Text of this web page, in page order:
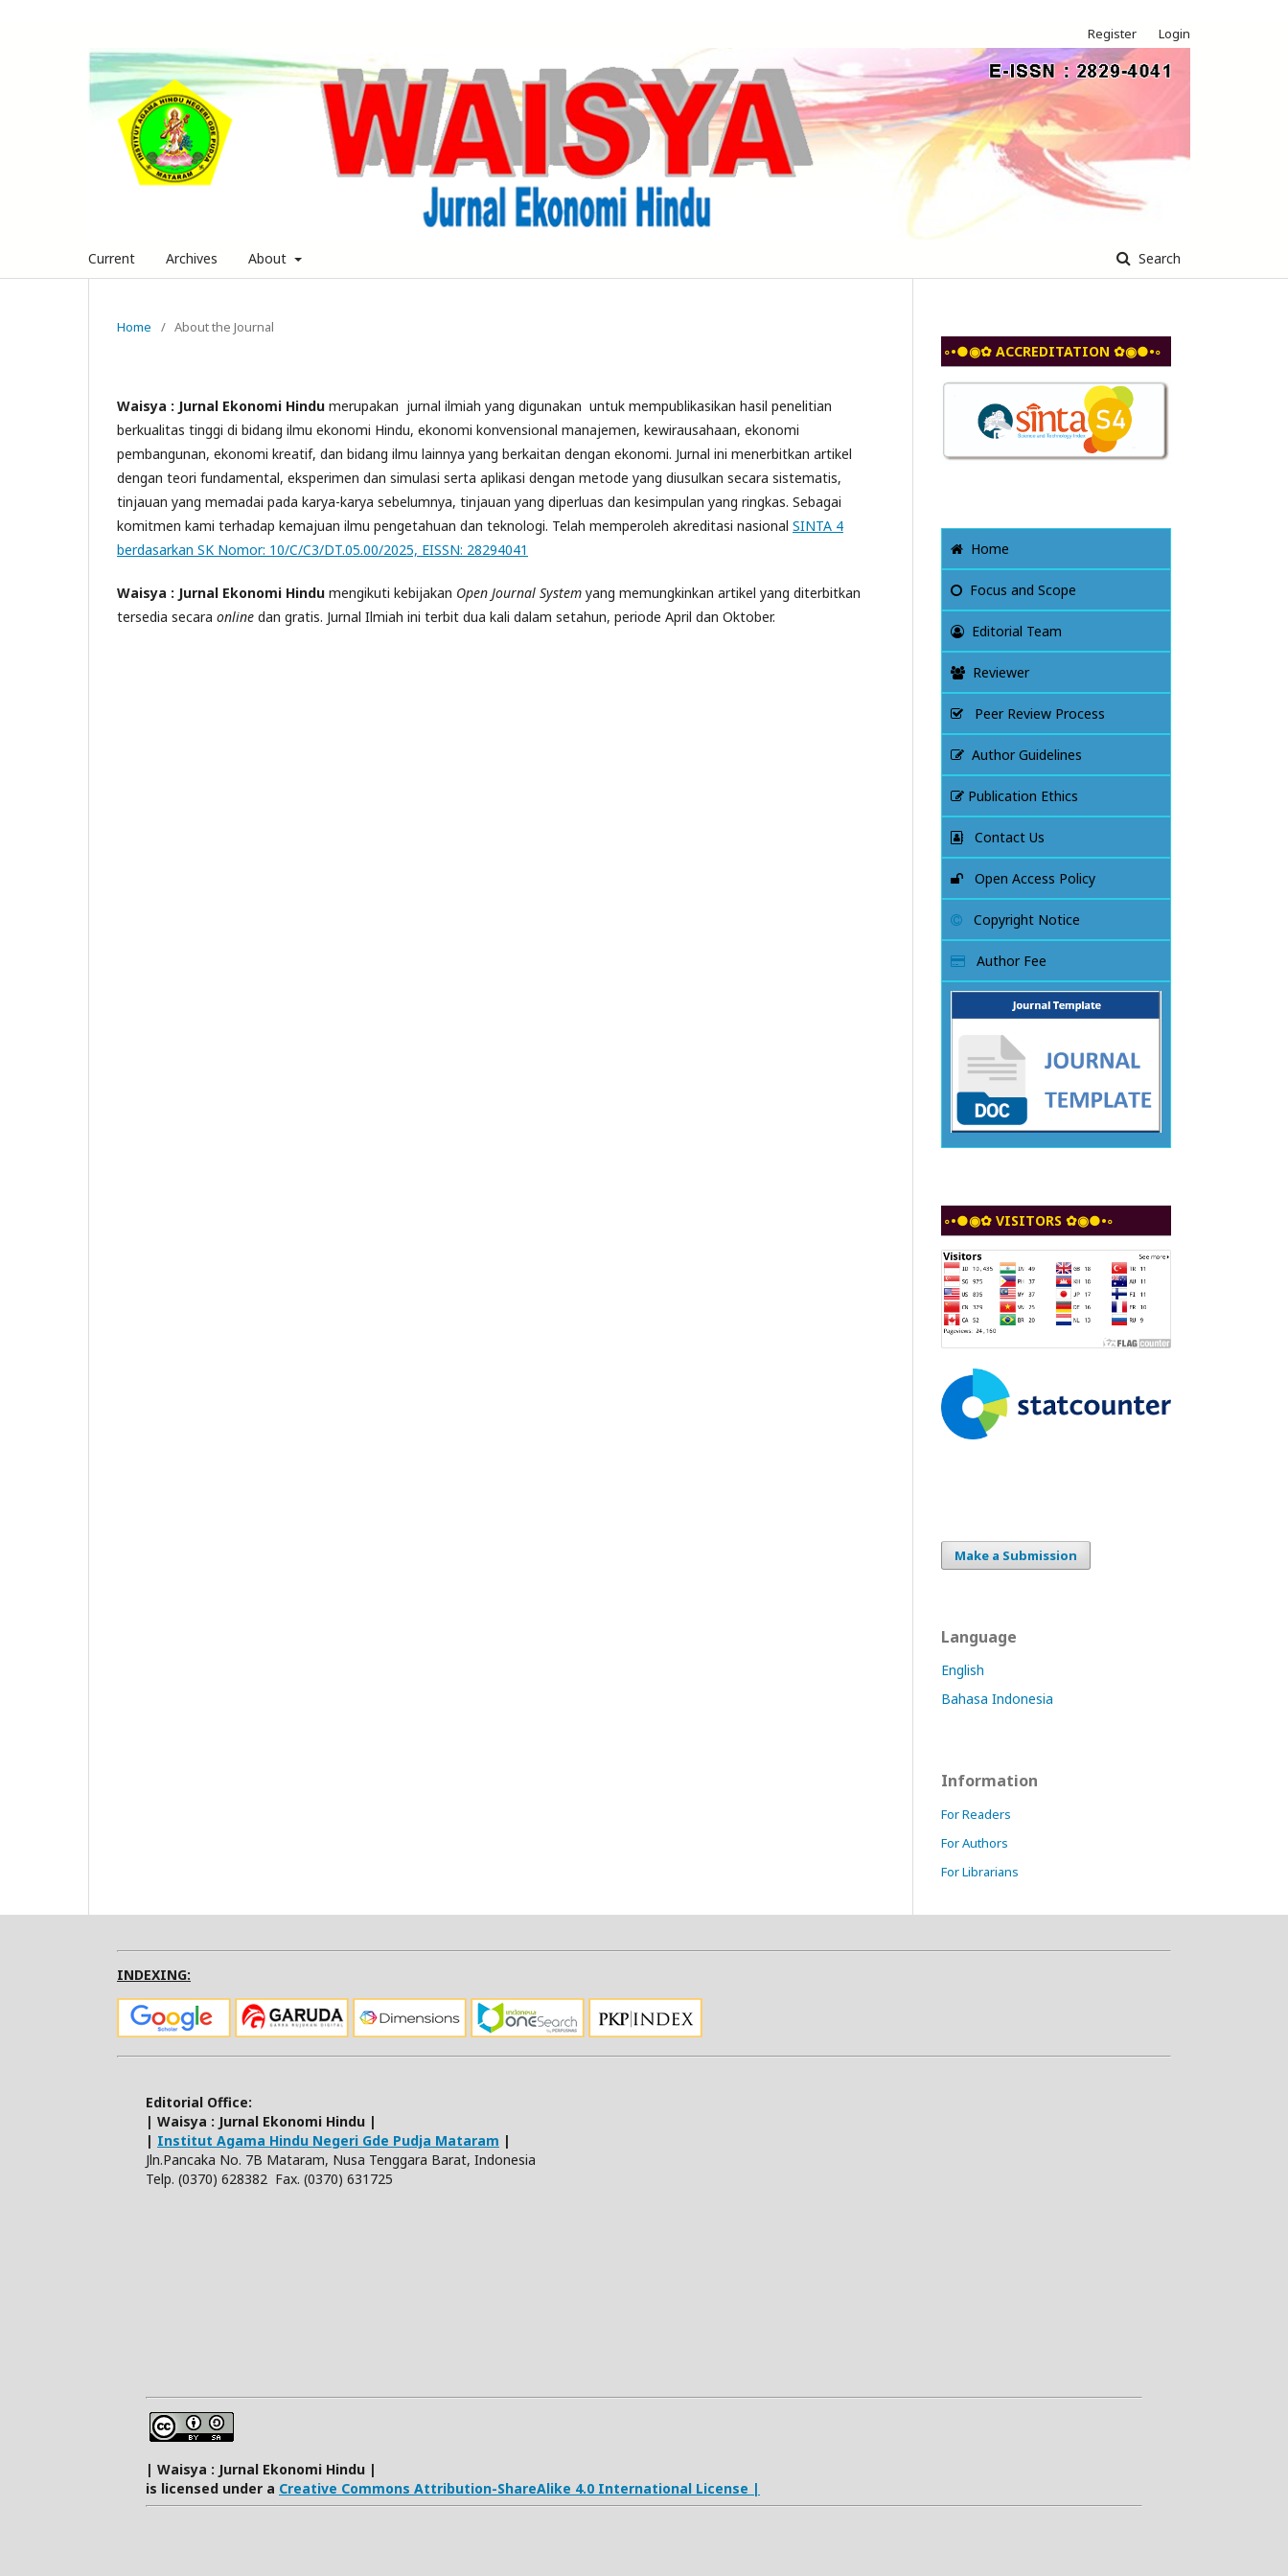
Current Archives About Search
Register Login
Home / About the Journal
Waisya : Jurnal Ekonomi Hindu merupakan jurnal ilmiah yang digunakan untuk mempublikasikan hasil penelitian
berkualitas tinggi di bidang ilmu ekonomi Hindu, ekonomi konvensional manajemen, kewirausahaan, ekonomi
pembangunan, ekonomi kreatif, dan bidang ilmu lainnya yang berkaitan dengan ekonomi. Jurnal ini menerbitkan artikel
dengan teori fundamental, eksperimen dan simulasi serta aplikasi dengan metode yang diusulkan secara sistematis,
tinjauan yang memadai pada karya-karya sebelumnya, tinjauan yang diperluas dan kesimpulan yang ringkas. Sebagai
komitmen kami terhadap kemajuan ilmu pengetahuan dan teknologi. Telah memperoleh akreditasi nasional SINTA 4
berdasarkan SK Nomor: 10/C/C3/DT.05.00/2025, EISSN: 28294041
Waisya : Jurnal Ekonomi Hindu mengikuti kebijakan Open Journal System yang memungkinkan artikel yang diterbitkan
tersedia secara online dan gratis. Jurnal Ilmiah ini terbit dua kali dalam setahun, periode April dan Oktober.
◦•●◉✿ ACCREDITATION ✿◉●•◦
Home
Focus and Scope
Editorial Team
Reviewer
Peer Review Process
Author Guidelines
Publication Ethics
Contact Us
Open Access Policy
Copyright Notice
Author Fee
◦•●◉✿ VISITORS ✿◉●•◦
Make a Submission
Language
English
Bahasa Indonesia
Information
For Readers
For Authors
For Librarians
INDEXING:
Editorial Office:
| Waisya : Jurnal Ekonomi Hindu |
| Institut Agama Hindu Negeri Gde Pudja Mataram |
Jln.Pancaka No. 7B Mataram, Nusa Tenggara Barat, Indonesia
Telp. (0370) 628382 Fax. (0370) 631725
| Waisya : Jurnal Ekonomi Hindu |
is licensed under a Creative Commons Attribution-ShareAlike 4.0 International License |